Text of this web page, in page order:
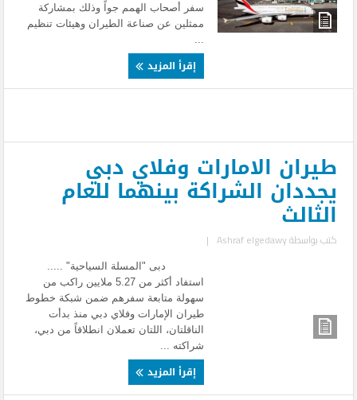
سفر أصحاب الهمم جواً وذلك بمشاركة
ممثلين عن صناعة الطيران وهيئات تنظيم
إقرأ المزيد
طيران الامارات وفلاي دبي
يجددان الشراكة بينهما للعام
الثالث
كتب بواسطةAshraf elgedawy
|
دبى "المسلة السياحية" .....
استفاد أكثر من 5.27 ملايين راكب من
سهولة متابعة سفرهم ضمن شبكة خطوط
طيران الإمارات وفلاي دبي منذ بدأت
الناقلتان، اللتان تعملان انطلاقاً من دبي،
شراكته ...
إقرأ المزيد